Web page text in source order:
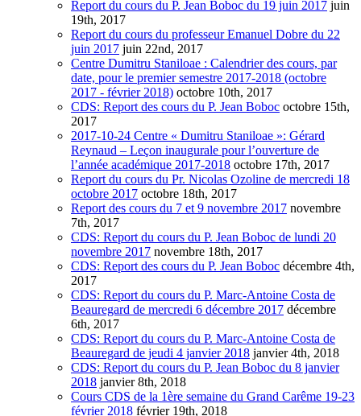
Report du cours du P. Jean Boboc du 19 juin 2017 juin
19th, 2017
Report du cours du professeur Emanuel Dobre du 22
juin 2017 juin 22nd, 2017
Centre Dumitru Staniloae : Calendrier des cours, par
date, pour le premier semestre 2017-2018 (octobre
2017 - février 2018) octobre 10th, 2017
CDS: Report des cours du P. Jean Boboc octobre 15th,
2017
2017-10-24 Centre « Dumitru Staniloae »: Gérard
Reynaud – Leçon inaugurale pour l’ouverture de
l’année académique 2017-2018 octobre 17th, 2017
Report du cours du Pr. Nicolas Ozoline de mercredi 18
octobre 2017 octobre 18th, 2017
Report des cours du 7 et 9 novembre 2017 novembre
7th, 2017
CDS: Report du cours du P. Jean Boboc de lundi 20
novembre 2017 novembre 18th, 2017
CDS: Report des cours du P. Jean Boboc décembre 4th,
2017
CDS: Report du cours du P. Marc-Antoine Costa de
Beauregard de mercredi 6 décembre 2017 décembre
6th, 2017
CDS: Report du cours du P. Marc-Antoine Costa de
Beauregard de jeudi 4 janvier 2018 janvier 4th, 2018
CDS: Report du cours du P. Jean Boboc du 8 janvier
2018 janvier 8th, 2018
Cours CDS de la 1ère semaine du Grand Carême 19-23
février 2018 février 19th, 2018